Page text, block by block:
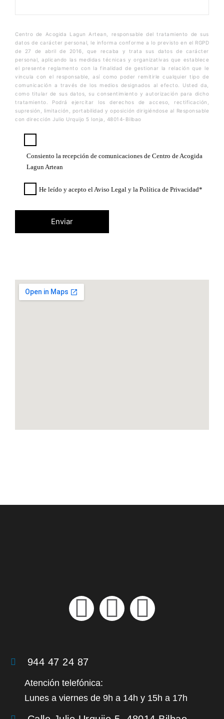
Centro de Acogida Lagun
Artean, responsable del tratamiento de sus
datos de carácter personal, le informa conforme a lo previsto en el RGPD
de 27 de abril de 2016, que recaba y trata sus datos de carácter
personal, aplicando las medidas técnicas y organizativas que establece
el presente reglamento con la finalidad de gestionar la relación que le
vincula con el responsable, así como poder remitirle cualquier tipo de
comunicación a través de los medios designados al efecto. Usted da,
como titular de sus datos, su consentimiento y autorización para dicho
tratamiento. Podrá ejercitar los derechos de acceso, rectificación,
supresión, limitación, portabilidad y oposición dirigiéndose al Responsable
con dirección Julio Urquijo 5 lonja, 48014-Bilbao
Consiento la recepción de comunicaciones de Centro de Acogida
Lagun Artean
He leído y acepto el Aviso Legal y la Política de Privacidad*
944 47 24 87
Atención telefónica:
Lunes a viernes de 9h a 14h y 15h a 17h